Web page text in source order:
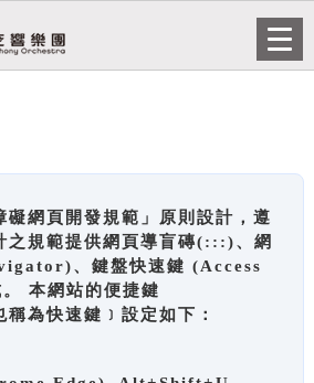
礙網頁開發規範」原則設計，遵
之規範提供網頁導盲磚(:::)、網
、鍵盤快速鍵 (Access
本網站的便捷鍵
稱為快速鍵﹞設定如下：